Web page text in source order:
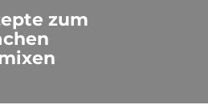
zum